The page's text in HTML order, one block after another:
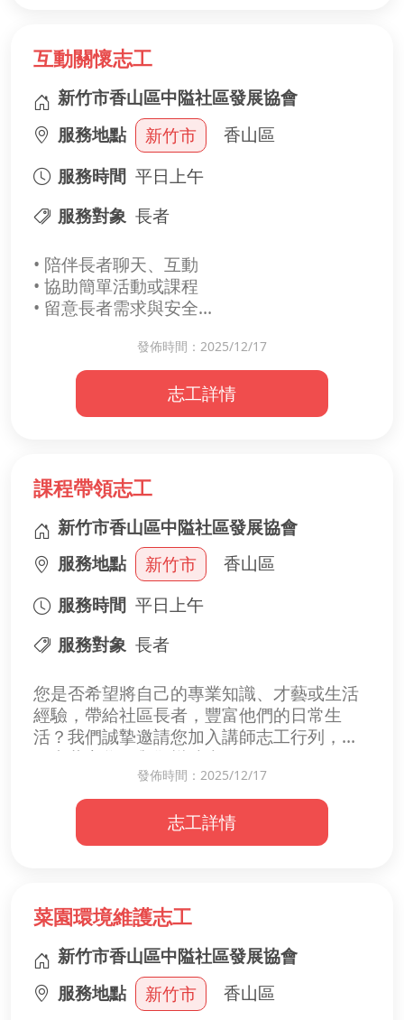
互動關懷志工
新竹市香山區中隘社區發展協會
服務地點
新竹市
香山區
服務時間 平日上午
服務對象 長者
• 陪伴長者聊天、互動
• 協助簡單活動或課程
• 留意長者需求與安全
你的陪伴，會是長者最安心的依靠！
發佈時間：2025/12/17
志工詳情
課程帶領志工
新竹市香山區中隘社區發展協會
服務地點
新竹市
香山區
服務時間 平日上午
服務對象 長者
您是否希望將自己的專業知識、才藝或生活
經驗，帶給社區長者，豐富他們的日常生
活？我們誠摯邀請您加入講師志工行列，與
長者共享學習與歡樂時光！
【服務內容】
• 設計並教授適合長者的課程（如手作、藝
術、健康、運動等）
發佈時間：2025/12/17
志工詳情
菜園環境維護志工
新竹市香山區中隘社區發展協會
服務地點
新竹市
香山區